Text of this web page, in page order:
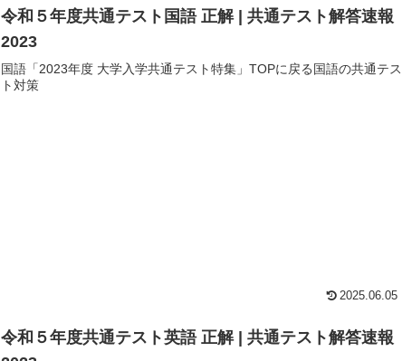
令和５年度共通テスト国語 正解 | 共通テスト解答速報
2023
国語「2023年度 大学入学共通テスト特集」TOPに戻る国語の共通テス
ト対策
2025.06.05
令和５年度共通テスト英語 正解 | 共通テスト解答速報